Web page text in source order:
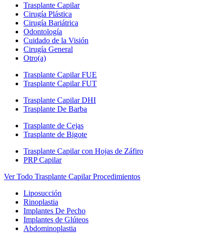
Trasplante Capilar
Cirugía Plástica
Cirugía Bariátrica
Odontología
Cuidado de la Visión
Cirugía General
Otro(a)
Trasplante Capilar FUE
Trasplante Capilar FUT
Trasplante Capilar DHI
Trasplante De Barba
Trasplante de Cejas
Trasplante de Bigote
Trasplante Capilar con Hojas de Záfiro
PRP Capilar
Ver Todo Trasplante Capilar Procedimientos
Liposucción
Rinoplastia
Implantes De Pecho
Implantes de Glúteos
Abdominoplastia